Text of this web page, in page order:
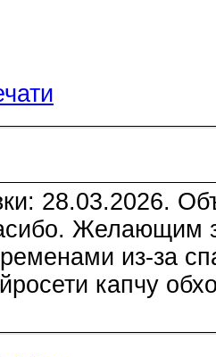
28.03.2026.
Желающим
из-за
капчу